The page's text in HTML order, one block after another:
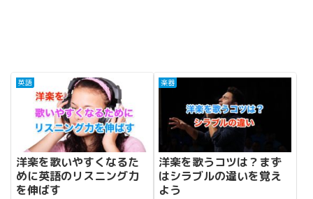
英語
洋楽を歌いやすくなるた
めに英語のリスニング力
を伸ばす
楽器
洋楽を歌うコツは？まず
はシラブルの違いを覚え
よう